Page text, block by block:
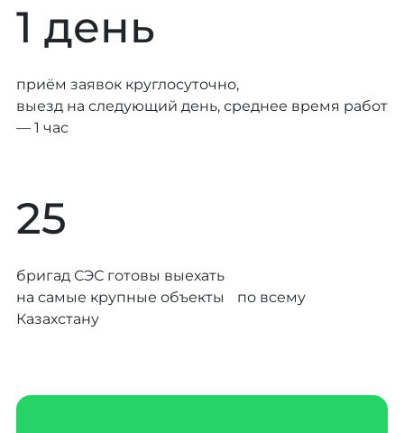
1 день
приём заявок круглосуточно,
выезд на следующий день, среднее время работ
— 1 час
25
бригад СЭС готовы выехать
на самые крупные объекты по всему
Казахстану